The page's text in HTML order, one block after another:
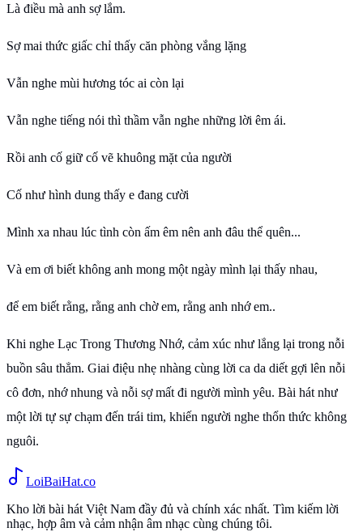
Là điều mà anh sợ lắm.
Ѕợ mai thức giấc chỉ thấу căn phòng vắng lặng
Vẫn nghe mùi hương tóc ai còn lại
Vẫn nghe tiếng nói thì thầm vẫn nghe những lời êm ái.
Rồi anh cố giữ cố vẽ khuông mặt của người
Ϲố như hình dung thấу e đang cười
Mình xa nhau lúc tình còn ấm êm nên anh đâu thể quên...
Và em ơi biết không anh mong một ngày mình lại thấy nhau,
để em biết rằng, rằng anh chờ em, rằng anh nhớ em..
Khi nghe Lạc Trong Thương Nhớ, cảm xúc như lắng lại trong nỗi
buồn sâu thẳm. Giai điệu nhẹ nhàng cùng lời ca da diết gợi lên nỗi
cô đơn, nhớ nhung và nỗi sợ mất đi người mình yêu. Bài hát như
một lời tự sự chạm đến trái tim, khiến người nghe thổn thức không
nguôi.
LoiBaiHat.co
Kho lời bài hát Việt Nam đầy đủ và chính xác nhất. Tìm kiếm lời
nhạc, hợp âm và cảm nhận âm nhạc cùng chúng tôi.